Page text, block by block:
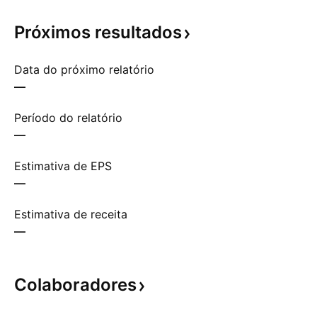
Próximos resultados
Data do próximo relatório
—
Período do relatório
—
Estimativa de EPS
—
Estimativa de receita
—
Colaboradores